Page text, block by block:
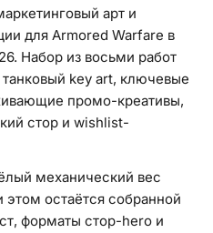
НАМ
арт и
для Armored Warfare в
Набор из восьми работ
key art, ключевые
промо-креативы,
стор и wishlist-
механический вес
остаётся собранной
форматы стор-hero и